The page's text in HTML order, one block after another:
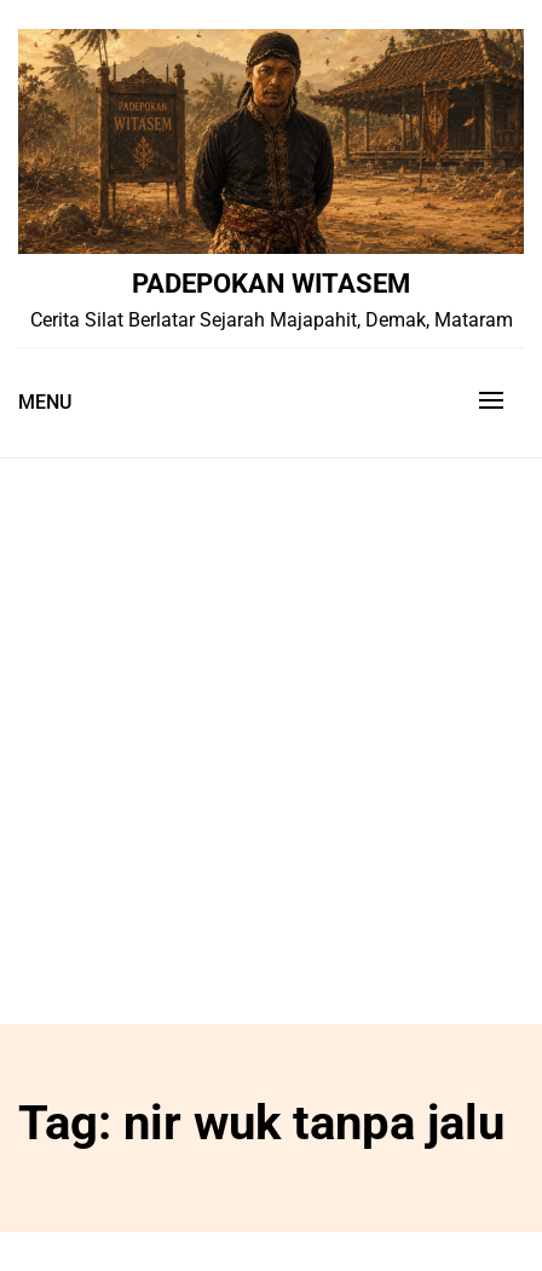
content
PADEPOKAN WITASEM
Cerita Silat Berlatar Sejarah Majapahit, Demak, Mataram
MENU
Tag: nir wuk tanpa jalu